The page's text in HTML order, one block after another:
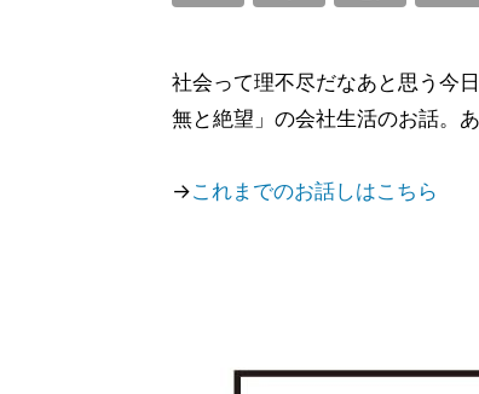
社会って理不尽だなあと思う今
無と絶望」の会社生活のお話。
→これまでのお話しはこちら